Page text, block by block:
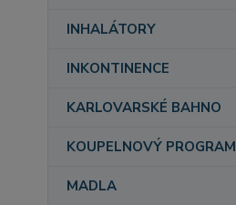
INHALÁTORY
INKONTINENCE
KARLOVARSKÉ BAHNO
KOUPELNOVÝ PROGRAM
MADLA